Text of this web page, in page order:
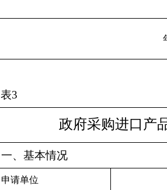
表3
政府采购进口产
一、基本情况
申请单位